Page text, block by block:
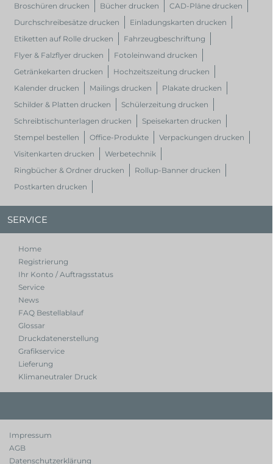
Broschüren drucken
Bücher drucken
CAD-Pläne drucken
Durchschreibesätze drucken
Einladungskarten drucken
Etiketten auf Rolle drucken
Fahrzeugbeschriftung
Flyer & Falzflyer drucken
Fotoleinwand drucken
Getränkekarten drucken
Hochzeitszeitung drucken
Kalender drucken
Mailings drucken
Plakate drucken
Schilder & Platten drucken
Schülerzeitung drucken
Schreibtischunterlagen drucken
Speisekarten drucken
Stempel bestellen
Office-Produkte
Verpackungen drucken
Visitenkarten drucken
Werbetechnik
Ringbücher & Ordner drucken
Rollup-Banner drucken
Postkarten drucken
SERVICE
Home
Registrierung
Ihr Konto / Auftragsstatus
Service
News
FAQ Bestellablauf
Glossar
Druckdatenerstellung
Grafikservice
Lieferung
Klimaneutraler Druck
Impressum
AGB
Datenschutzerklärung